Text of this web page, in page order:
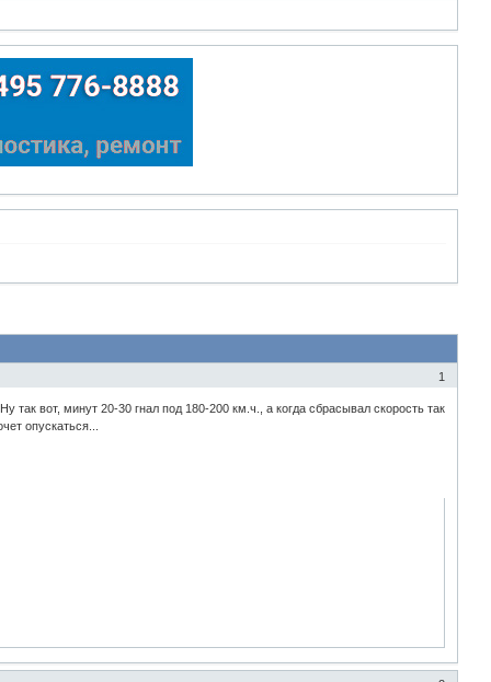
1
вот, минут 20-30 гнал под 180-200 км.ч., а когда сбрасывал скорость так
опускаться...